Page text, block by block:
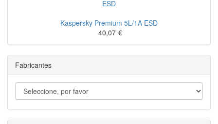
Kaspersky Premium 5L/1A ESD
40,07 €
Fabricantes